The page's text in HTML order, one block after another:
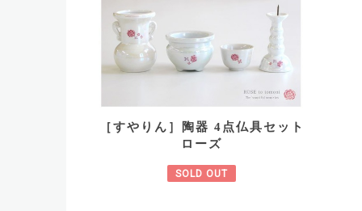
［すやりん］陶器 4点仏具セット
ローズ
SOLD OUT